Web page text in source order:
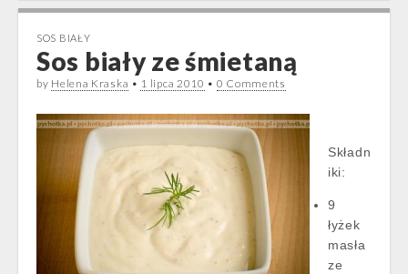
SOS BIAŁY
Sos biały ze śmietaną
by Helena Kraska • 1 lipca 2010 • 0 Comments
Składn
iki:
9
łyżek
masła
ze